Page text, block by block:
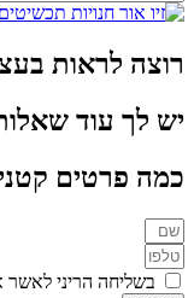
רוצה לראות
יש לך עוד
כמה פרטים
בשליחה הריני